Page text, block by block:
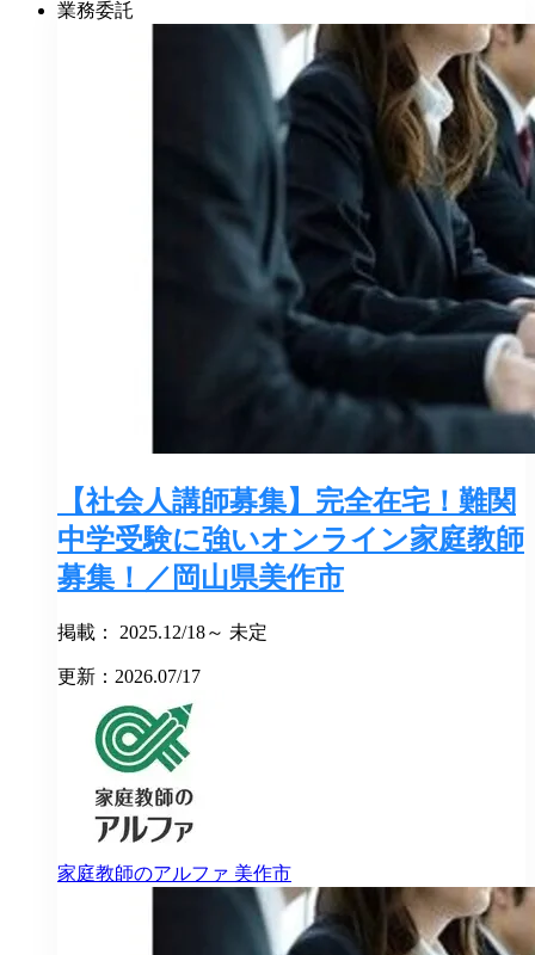
業務委託
【社会人講師募集】完全在宅！難関
中学受験に強いオンライン家庭教師
募集！／岡山県美作市
掲載： 2025.12/18～ 未定
更新：2026.07/17
家庭教師のアルファ 美作市